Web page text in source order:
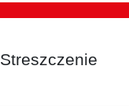
Streszczenie